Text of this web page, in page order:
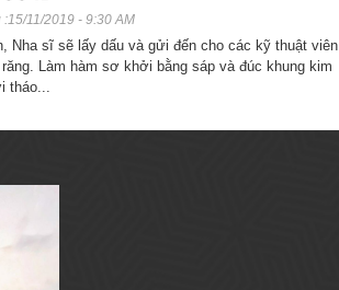
11/2019 - 9:30 AM
Nha sĩ sẽ lấy dấu và gửi đến cho các kỹ thuật viên
Làm hàm sơ khởi bằng sáp và đúc khung kim
tháo...